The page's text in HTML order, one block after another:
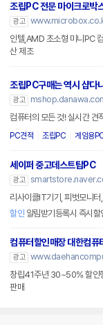
조립PC 전문 마이크로박
광고
인텔,AMD 초소형 미니PC
산 제조
조립PC구매는 역시 샵다
광고
컴퓨터의 모든 것! 실시간 견
PC견적 조립PC 게임용
세이퍼 중고데스트탑PC
광고
할인 알림받기등록시 즉시할
컴퓨터할인매장 대한컴퓨
광고
창립41주년 30~50% 할인행사중 AIPC 50만
판매